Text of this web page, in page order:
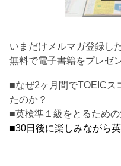
いまだけメルマガ登録し
無料で電子書籍をプレゼ
■なぜ2ヶ月間でTOEICス
たのか？
■英検準１級をとるため
■30日後に楽しみながら